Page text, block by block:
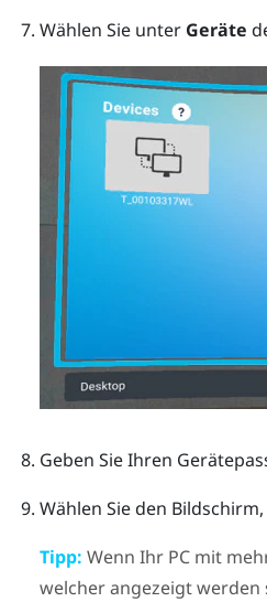
Wählen Sie unter Geräte
Geben Sie Ihren
Wählen Sie den
Tipp: Wenn Ihr PC mit
welcher angezeigt werden